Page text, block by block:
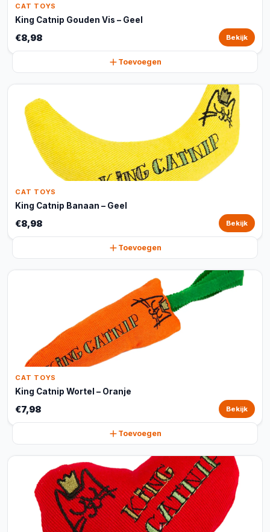
CAT TOYS
King Catnip Gouden Vis – Geel
€8,98 Bekijk
Toevoegen
CAT TOYS
King Catnip Banaan – Geel
€8,98 Bekijk
Toevoegen
CAT TOYS
King Catnip Wortel – Oranje
€7,98 Bekijk
Toevoegen